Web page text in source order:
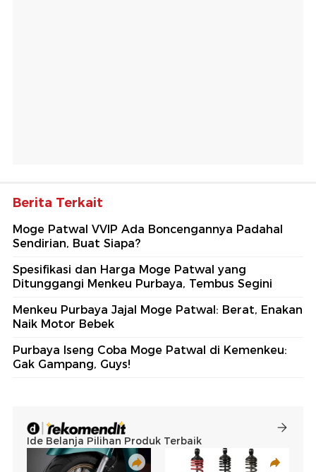
Berita Terkait
Moge Patwal VVIP Ada Boncengannya Padahal
Sendirian, Buat Siapa?
Spesifikasi dan Harga Moge Patwal yang
Ditunggangi Menkeu Purbaya, Tembus Segini
Menkeu Purbaya Jajal Moge Patwal: Berat, Enakan
Naik Motor Bebek
Purbaya Iseng Coba Moge Patwal di Kemenkeu:
Gak Gampang, Guys!